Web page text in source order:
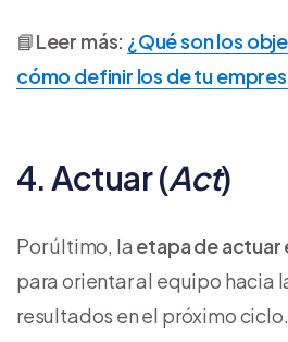
📘Leer más: ¿Qué son los
cómo definir los de tu
4. Actuar (Act)
Por último, la etapa de actuar
para orientar al equipo hacia
resultados en el próximo